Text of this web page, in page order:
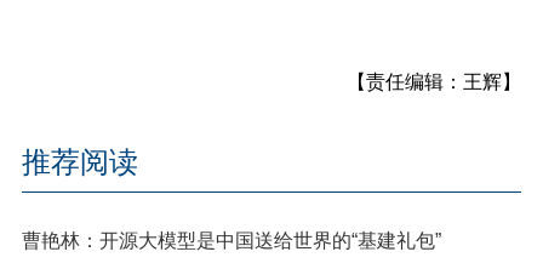
【责任编辑：王辉】
推荐阅读
曹艳林：开源大模型是中国送给世界的“基建礼包”